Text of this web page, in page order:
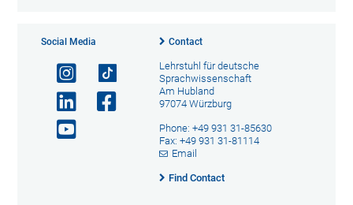
Social Media Contact
Lehrstuhl für deutsche
Sprachwissenschaft
Am Hubland
97074 Würzburg
Phone: +49 931 31-85630
Fax: +49 931 31-81114
Email
Find Contact